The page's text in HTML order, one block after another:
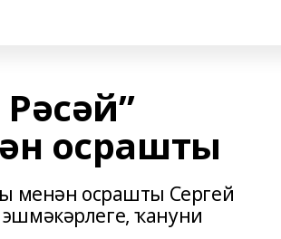
осрашты
менән осрашты Сергей
ҡануни